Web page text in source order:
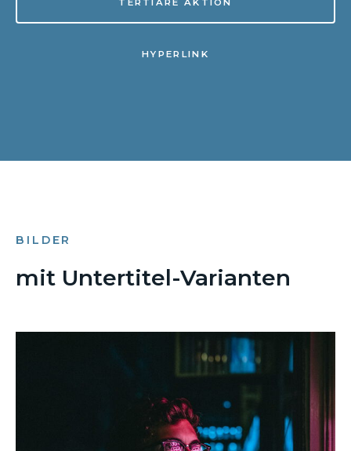
TERTIÄRE AKTION
HYPERLINK
BILDER
mit Untertitel-Varianten